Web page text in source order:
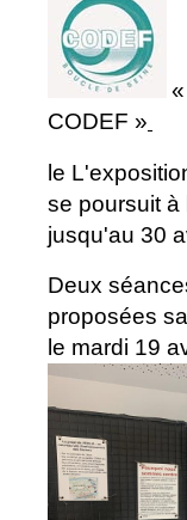
CODEF »
le
se poursuit
jusqu'au 30
Deux
proposées
le mardi 19